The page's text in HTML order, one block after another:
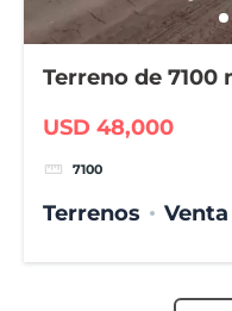
Terreno de 7100
USD 48,000
7100
Terrenos Venta